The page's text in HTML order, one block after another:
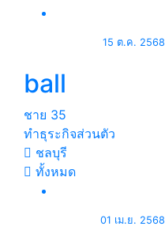
15 ต.ค. 2568
ball
ชาย 35
ทำธุระกิจส่วนตัว
ชลบุรี
ทั้งหมด
01 เม.ย. 2568